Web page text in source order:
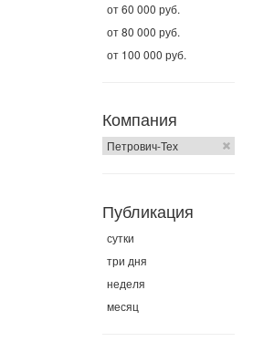
от 60 000 руб.
от 80 000 руб.
от 100 000 руб.
Компания
Петрович-Тех
Публикация
сутки
три дня
неделя
месяц